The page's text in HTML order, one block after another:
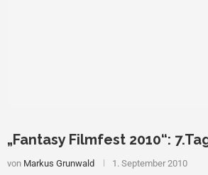
„Fantasy Filmfest 2010“:
von Markus Grunwald 1. September 2010